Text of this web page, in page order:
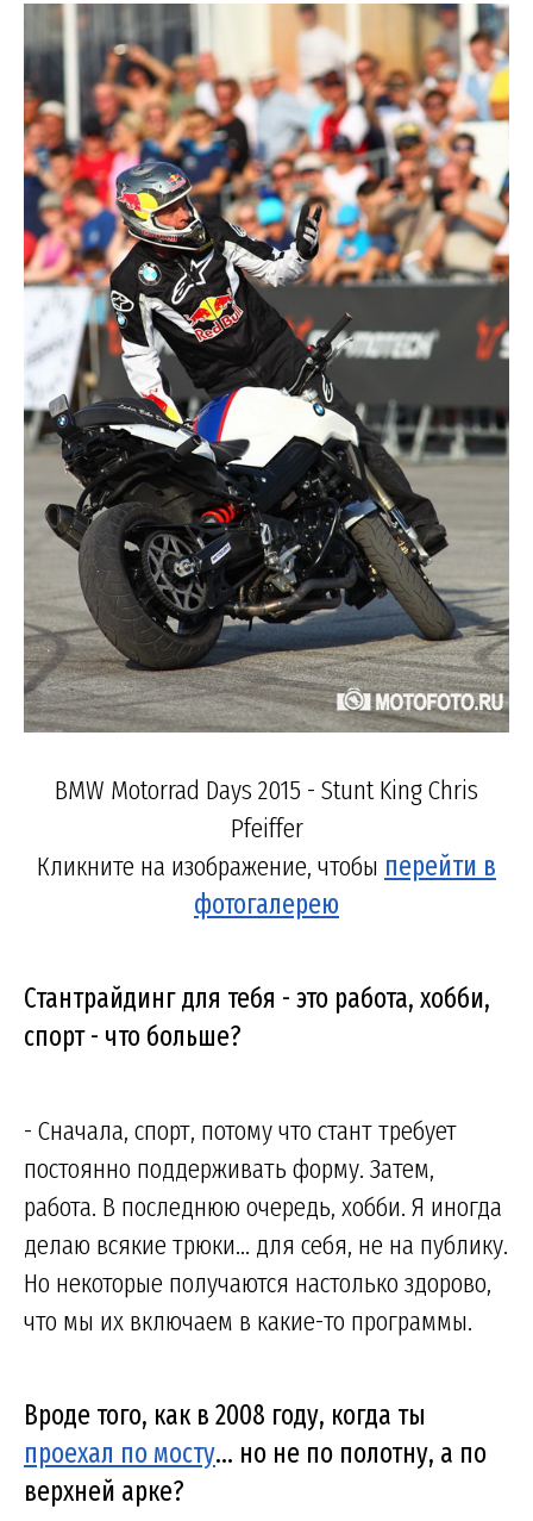
BMW Motorrad Days 2015 - Stunt King Chris
Pfeiffer
Кликните на изображение, чтобы перейти в
фотогалерею
Стантрайдинг для тебя - это работа, хобби,
спорт - что больше?
- Сначала, спорт, потому что стант требует
постоянно поддерживать форму. Затем,
работа. В последнюю очередь, хобби. Я иногда
делаю всякие трюки... для себя, не на публику.
Но некоторые получаются настолько здорово,
что мы их включаем в какие-то программы.
Вроде того, как в 2008 году, когда ты
проехал по мосту... но не по полотну, а по
верхней арке?